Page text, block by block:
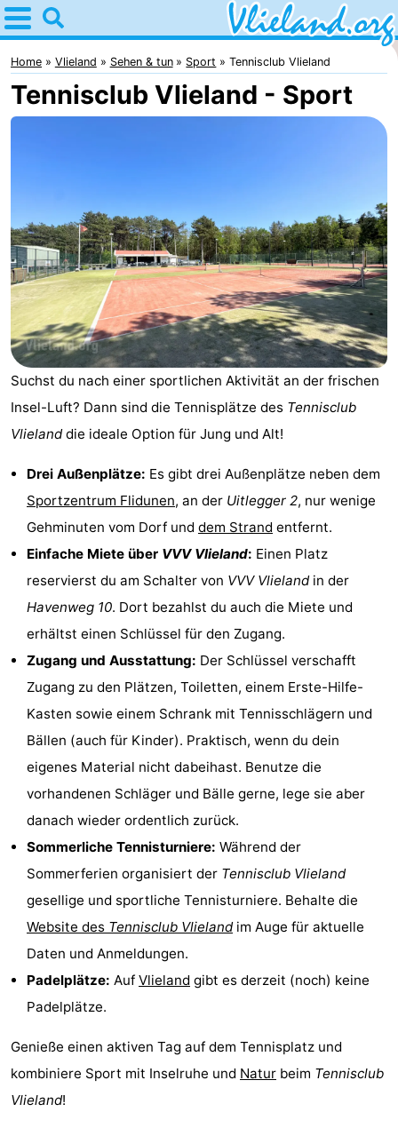
Home
Vlieland
Tipps
Vlieland
Natur
Übernachten
Appartements
-
Vlieduyn
Campingplätze
Strand
Denkmäler
-
Aussichtspunkte
Attraktionen
Rundfahrten
Spielplätze
Natur
Sport
Radfahren
-
Wandern
Wattwandern
-
Home Vlieland Sehen & tun Sport Tennisclub Vlieland
Tennisclub Vlieland - Sport
Suchst du nach einer sportlichen Aktivität an der frischen
Insel-Luft? Dann sind die Tennisplätze des Tennisclub
Vlielanddie ideale Option für Jung und Alt!
Drei Außenplätze: Es gibt drei Außenplätze neben dem
Sportzentrum Flidunen, an der Uitlegger 2, nur wenige
Gehminuten vom Dorf und dem Strand entfernt.
Einfache Miete über VVV Vlieland: Einen Platz
reservierst du am Schalter von VVV Vlielandin der
Havenweg 10. Dort bezahlst du auch die Miete und
erhältst einen Schlüssel für den Zugang.
Zugang und Ausstattung: Der Schlüssel verschafft
Zugang zu den Plätzen, Toiletten, einem Erste-Hilfe-
Kasten sowie einem Schrank mit Tennisschlägern und
Bällen (auch für Kinder). Praktisch, wenn du dein
eigenes Material nicht dabeihast. Benutze die
vorhandenen Schläger und Bälle gerne, lege sie aber
danach wieder ordentlich zurück.
Sommerliche Tennisturniere: Während der
Sommerferien organisiert der Tennisclub Vlieland
gesellige und sportliche Tennisturniere. Behalte die
Website des Tennisclub Vlielandim Auge für aktuelle
Daten und Anmeldungen.
Padelplätze: Auf Vlieland gibt es derzeit (noch) keine
Padelplätze.
Genieße einen aktiven Tag auf dem Tennisplatz und
kombiniere Sport mit Inselruhe und Natur beim Tennisclub
Vlieland!